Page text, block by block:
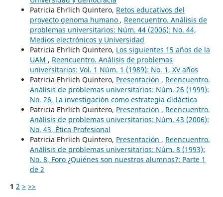
Patricia Ehrlich Quintero, Retos educativos del
proyecto genoma humano , Reencuentro. Análisis de
problemas universitarios: Núm. 44 (2006): No. 44,
Medios electrónicos y Universidad
Patricia Ehrlich Quintero, Los siguientes 15 años de la
UAM , Reencuentro. Análisis de problemas
universitarios: Vol. 1 Núm. 1 (1989): No. 1, XV años
Patricia Ehrlich Quintero, Presentación , Reencuentro.
Análisis de problemas universitarios: Núm. 26 (1999):
No. 26, La investigación como estrategia didáctica
Patricia Ehrlich Quintero, Presentación , Reencuentro.
Análisis de problemas universitarios: Núm. 43 (2006):
No. 43, Ética Profesional
Patricia Ehrlich Quintero, Presentación , Reencuentro.
Análisis de problemas universitarios: Núm. 8 (1993):
No. 8, Foro ¿Quiénes son nuestros alumnos?: Parte 1
de 2
1 2 > >>